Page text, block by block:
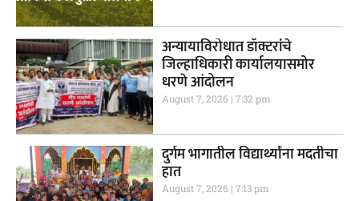
अन्यायाविरोधात डॉक्टरांचे
जिल्हाधिकारी कार्यालयासमोर
धरणे आंदोलन
August 7, 2026 7:32 pm
दुर्गम भागातील विद्यार्थ्यांना मदतीचा
हात
August 7, 2026 7:13 pm